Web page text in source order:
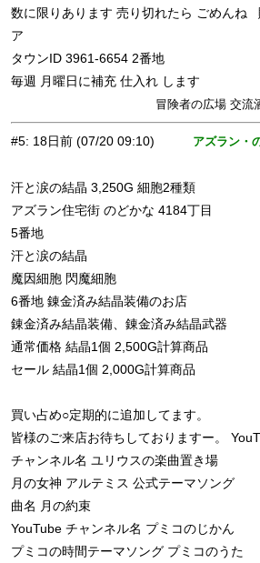
数に限りあります 売り切れたら ごめんね
ア
タウンID 3961-6654 2番地
毎週 月曜日に補充 仕入れ します
冒険者の広場 交流
#5: 18日前 (07/20 09:10) アズラン・
汗と涙の結晶 3,250G 細胞2種類
アズラン住宅街 のどかな 4184丁目
5番地
汗と涙の結晶
魔因細胞 閃魔細胞
6番地 錬金済み結晶装備のお店
錬金済み結晶装備、錬金済み結晶武器
通常価格 結晶1個 2,500G計算商品
セール 結晶1個 2,000G計算商品
買い占め○定期的に追加してます。
皆様のご来店お待ちしておりますー。
チャンネル名 ユリウスの楽曲置き場
月の女神 アルテミス 公式テーマソング
曲名 月の約束
YouTube チャンネル名 プミコのじかん
プミコの時間テーマソング プミコのうた